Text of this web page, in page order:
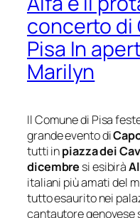
concerto di
Pisa In
Marilyn
Il Comune di Pisa
grande evento di
tutti inpiazza dei
dicembre si esibirà
italiani più amati del
tutto esaurito nei
cantautore genovese